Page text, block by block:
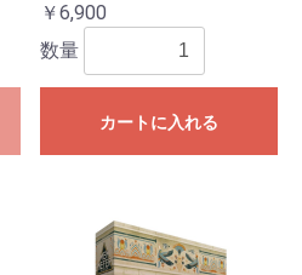
￥6,900
数量
カートに入れる